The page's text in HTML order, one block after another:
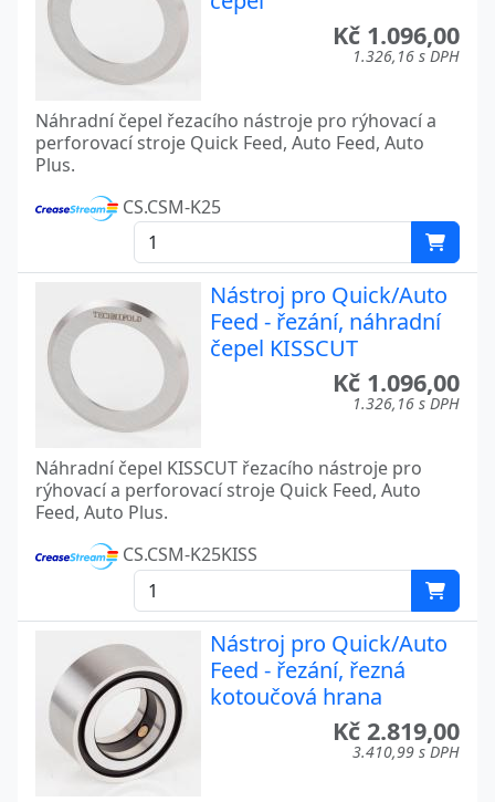
Kč 1.096,00
1.326,16 s DPH
Náhradní čepel řezacího nástroje pro rýhovací a
perforovací stroje Quick Feed, Auto Feed, Auto
Plus.
CS.CSM-K25
Nástroj pro Quick/Auto
Feed - řezání, náhradní
čepel KISSCUT
Kč 1.096,00
1.326,16 s DPH
Náhradní čepel KISSCUT řezacího nástroje pro
rýhovací a perforovací stroje Quick Feed, Auto
Feed, Auto Plus.
CS.CSM-K25KISS
Nástroj pro Quick/Auto
Feed - řezání, řezná
kotoučová hrana
Kč 2.819,00
3.410,99 s DPH